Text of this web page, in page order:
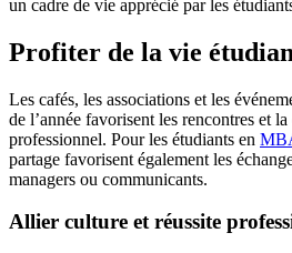
un cadre de vie apprécié par les
Profiter de la vie
Les cafés, les associations et les
de l’année favorisent les rencontres et
professionnel. Pour les étudiants en
partage favorisent également les
managers ou communicants.
Allier culture et réussite